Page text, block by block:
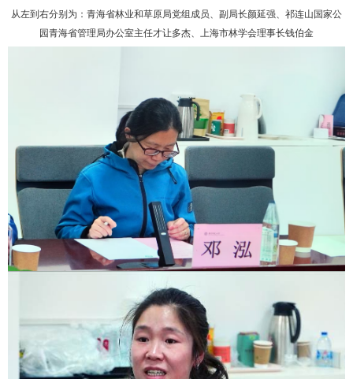
从左到右分别为：青海省林业和草原局党组成员、副局长颜延强、祁连山国家公
园青海省管理局办公室主任才让多杰、上海市林学会理事长钱伯金